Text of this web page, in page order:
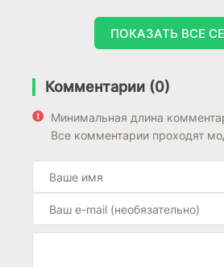
ПОКАЗАТЬ ВСЕ
Комментарии (0)
Минимальная длина
Все комментарии проходят